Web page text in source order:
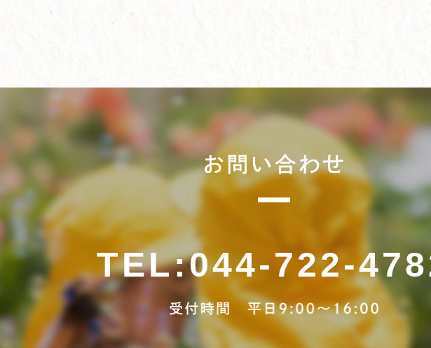
TEL:044-722-